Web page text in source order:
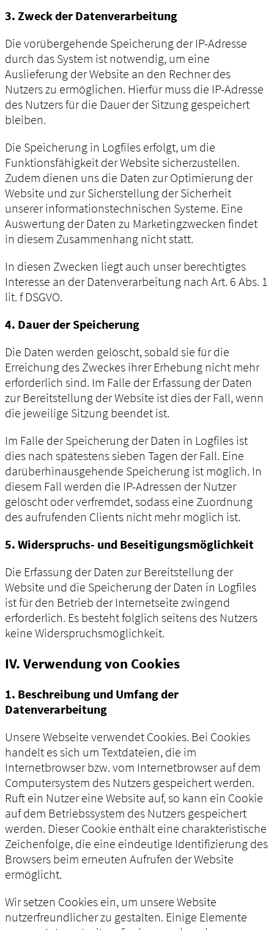
3. Zweck der Datenverarbeitung
Die vorübergehende Speicherung der IP-Adresse
durch das System ist notwendig, um eine
Auslieferung der Website an den Rechner des
Nutzers zu ermöglichen. Hierfür muss die IP-Adresse
des Nutzers für die Dauer der Sitzung gespeichert
bleiben.
Die Speicherung in Logfiles erfolgt, um die
Funktionsfähigkeit der Website sicherzustellen.
Zudem dienen uns die Daten zur Optimierung der
Website und zur Sicherstellung der Sicherheit
unserer informationstechnischen Systeme. Eine
Auswertung der Daten zu Marketingzwecken findet
in diesem Zusammenhang nicht statt.
In diesen Zwecken liegt auch unser berechtigtes
Interesse an der Datenverarbeitung nach Art. 6 Abs. 1
lit. f DSGVO.
4. Dauer der Speicherung
Die Daten werden gelöscht, sobald sie für die
Erreichung des Zweckes ihrer Erhebung nicht mehr
erforderlich sind. Im Falle der Erfassung der Daten
zur Bereitstellung der Website ist dies der Fall, wenn
die jeweilige Sitzung beendet ist.
Im Falle der Speicherung der Daten in Logfiles ist
dies nach spätestens sieben Tagen der Fall. Eine
darüberhinausgehende Speicherung ist möglich. In
diesem Fall werden die IP-Adressen der Nutzer
gelöscht oder verfremdet, sodass eine Zuordnung
des aufrufenden Clients nicht mehr möglich ist.
5. Widerspruchs- und Beseitigungsmöglichkeit
Die Erfassung der Daten zur Bereitstellung der
Website und die Speicherung der Daten in Logfiles
ist für den Betrieb der Internetseite zwingend
erforderlich. Es besteht folglich seitens des Nutzers
keine Widerspruchsmöglichkeit.
IV. Verwendung von Cookies
1. Beschreibung und Umfang der
Datenverarbeitung
Unsere Webseite verwendet Cookies. Bei Cookies
handelt es sich um Textdateien, die im
Internetbrowser bzw. vom Internetbrowser auf dem
Computersystem des Nutzers gespeichert werden.
Ruft ein Nutzer eine Website auf, so kann ein Cookie
auf dem Betriebssystem des Nutzers gespeichert
werden. Dieser Cookie enthält eine charakteristische
Zeichenfolge, die eine eindeutige Identifizierung des
Browsers beim erneuten Aufrufen der Website
ermöglicht.
Wir setzen Cookies ein, um unsere Website
nutzerfreundlicher zu gestalten. Einige Elemente